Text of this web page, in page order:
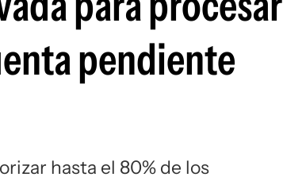
pendiente
hasta el 80% de los